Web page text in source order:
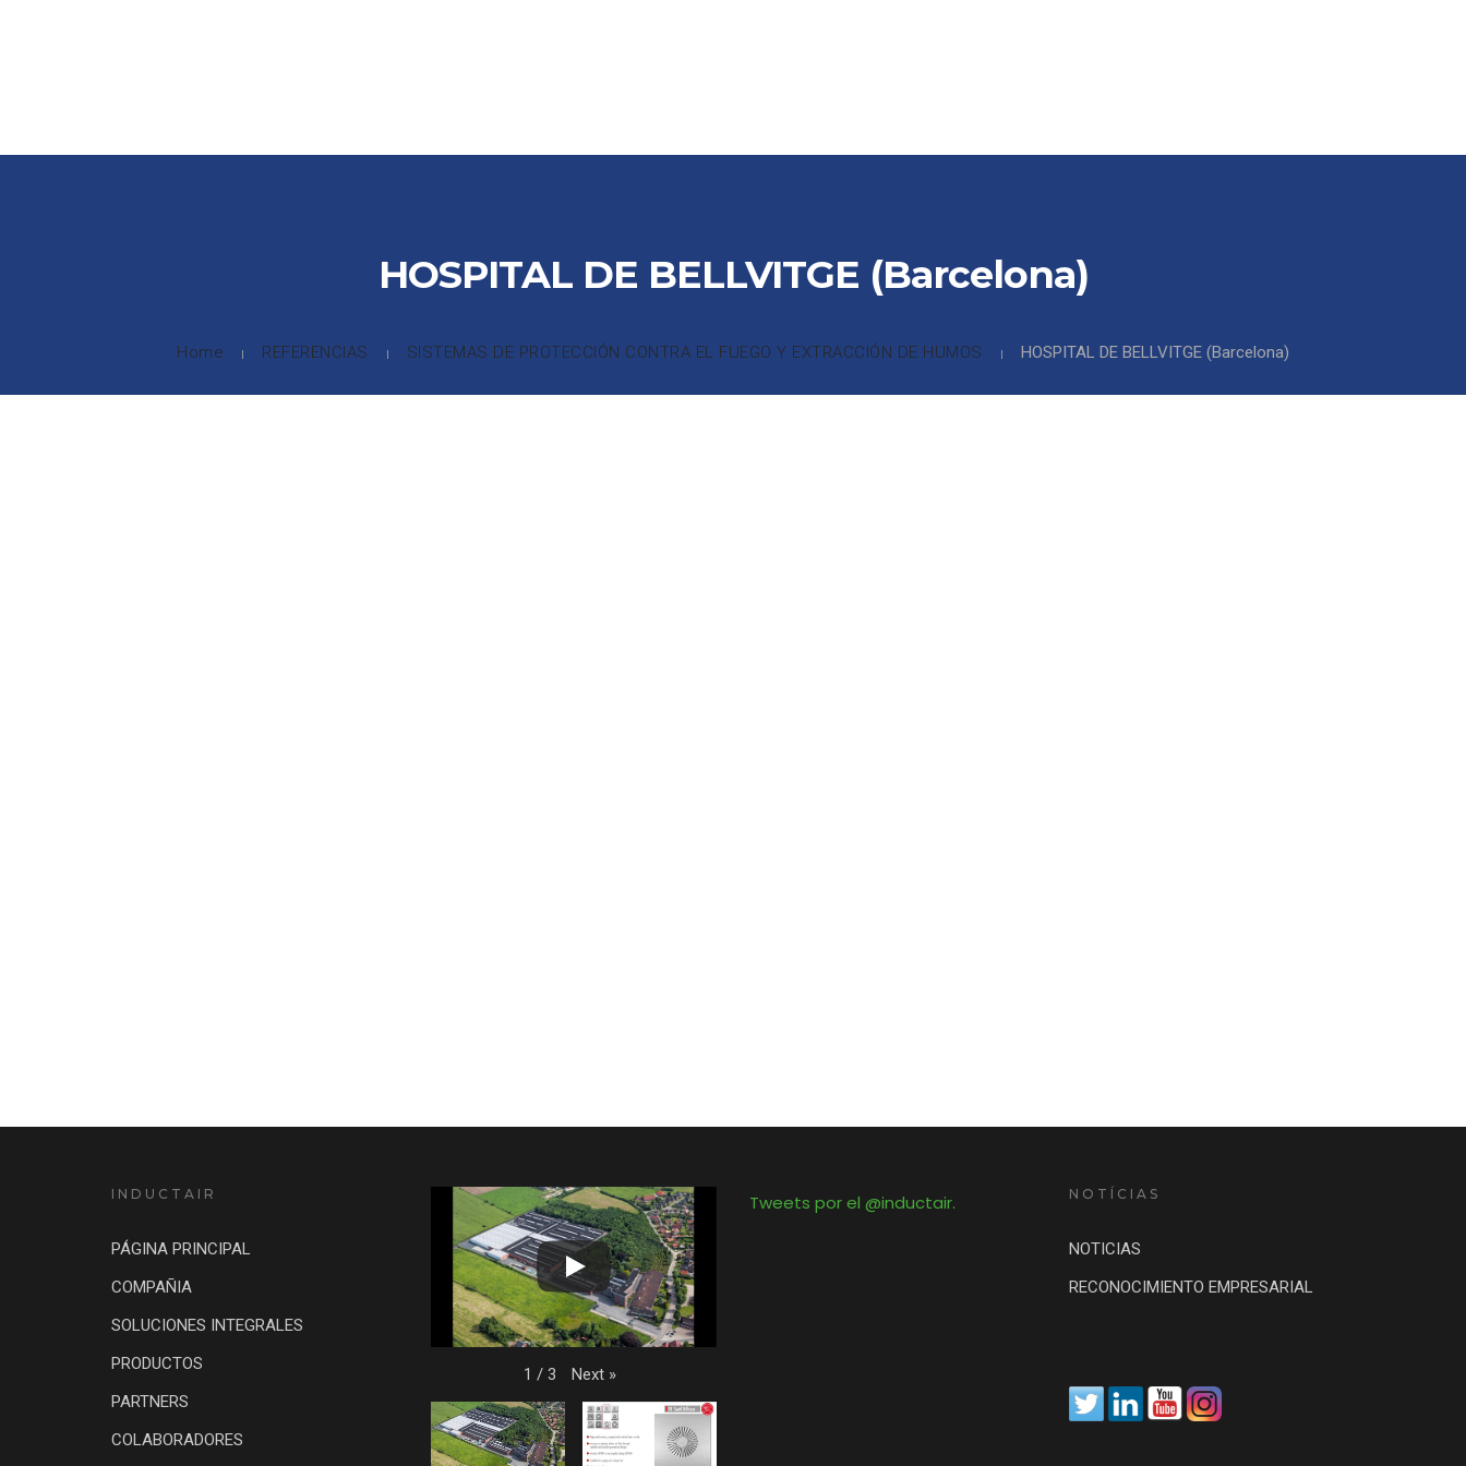
HOSPITAL DE BELLVITGE (Barcelona)
Home REFERENCIAS SISTEMAS DE PROTECCIÓN CONTRA EL FUEGO Y EXTRACCIÓN DE HUMOS HOSPITAL DE BELLVITGE (Barcelona)
INDUCTAIR
PÁGINA PRINCIPAL
COMPAÑIA
SOLUCIONES INTEGRALES
PRODUCTOS
PARTNERS
COLABORADORES
1 / 3 Next »
Tweets por el @inductair. NOTÍCIAS
NOTICIAS
RECONOCIMIENTO EMPRESARIAL